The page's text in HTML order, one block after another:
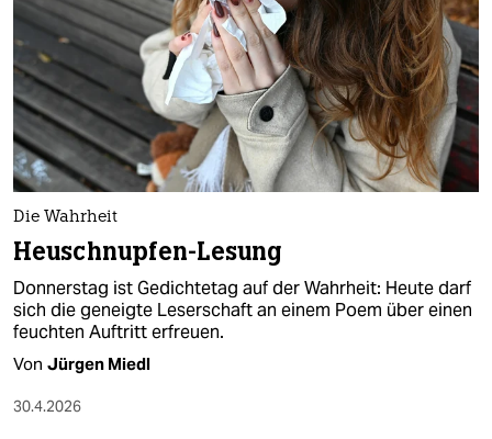
Die Wahrheit
Heuschnupfen-Lesung
Donnerstag ist Gedichtetag auf der Wahrheit: Heute darf
sich die geneigte Leserschaft an einem Poem über einen
feuchten Auftritt erfreuen.
Von Jürgen Miedl
30.4.2026